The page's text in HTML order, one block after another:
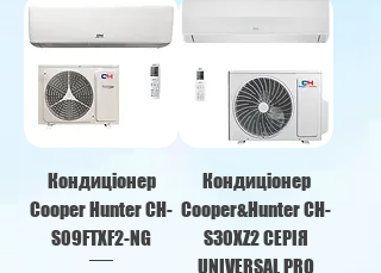
Кондиціонер
Cooper Hunter CH-
S09FTXF2-NG
Кондиціонер
Cooper&Hunter CH-
S30XZ2 СЕРІЯ
UNIVERSAL PRO